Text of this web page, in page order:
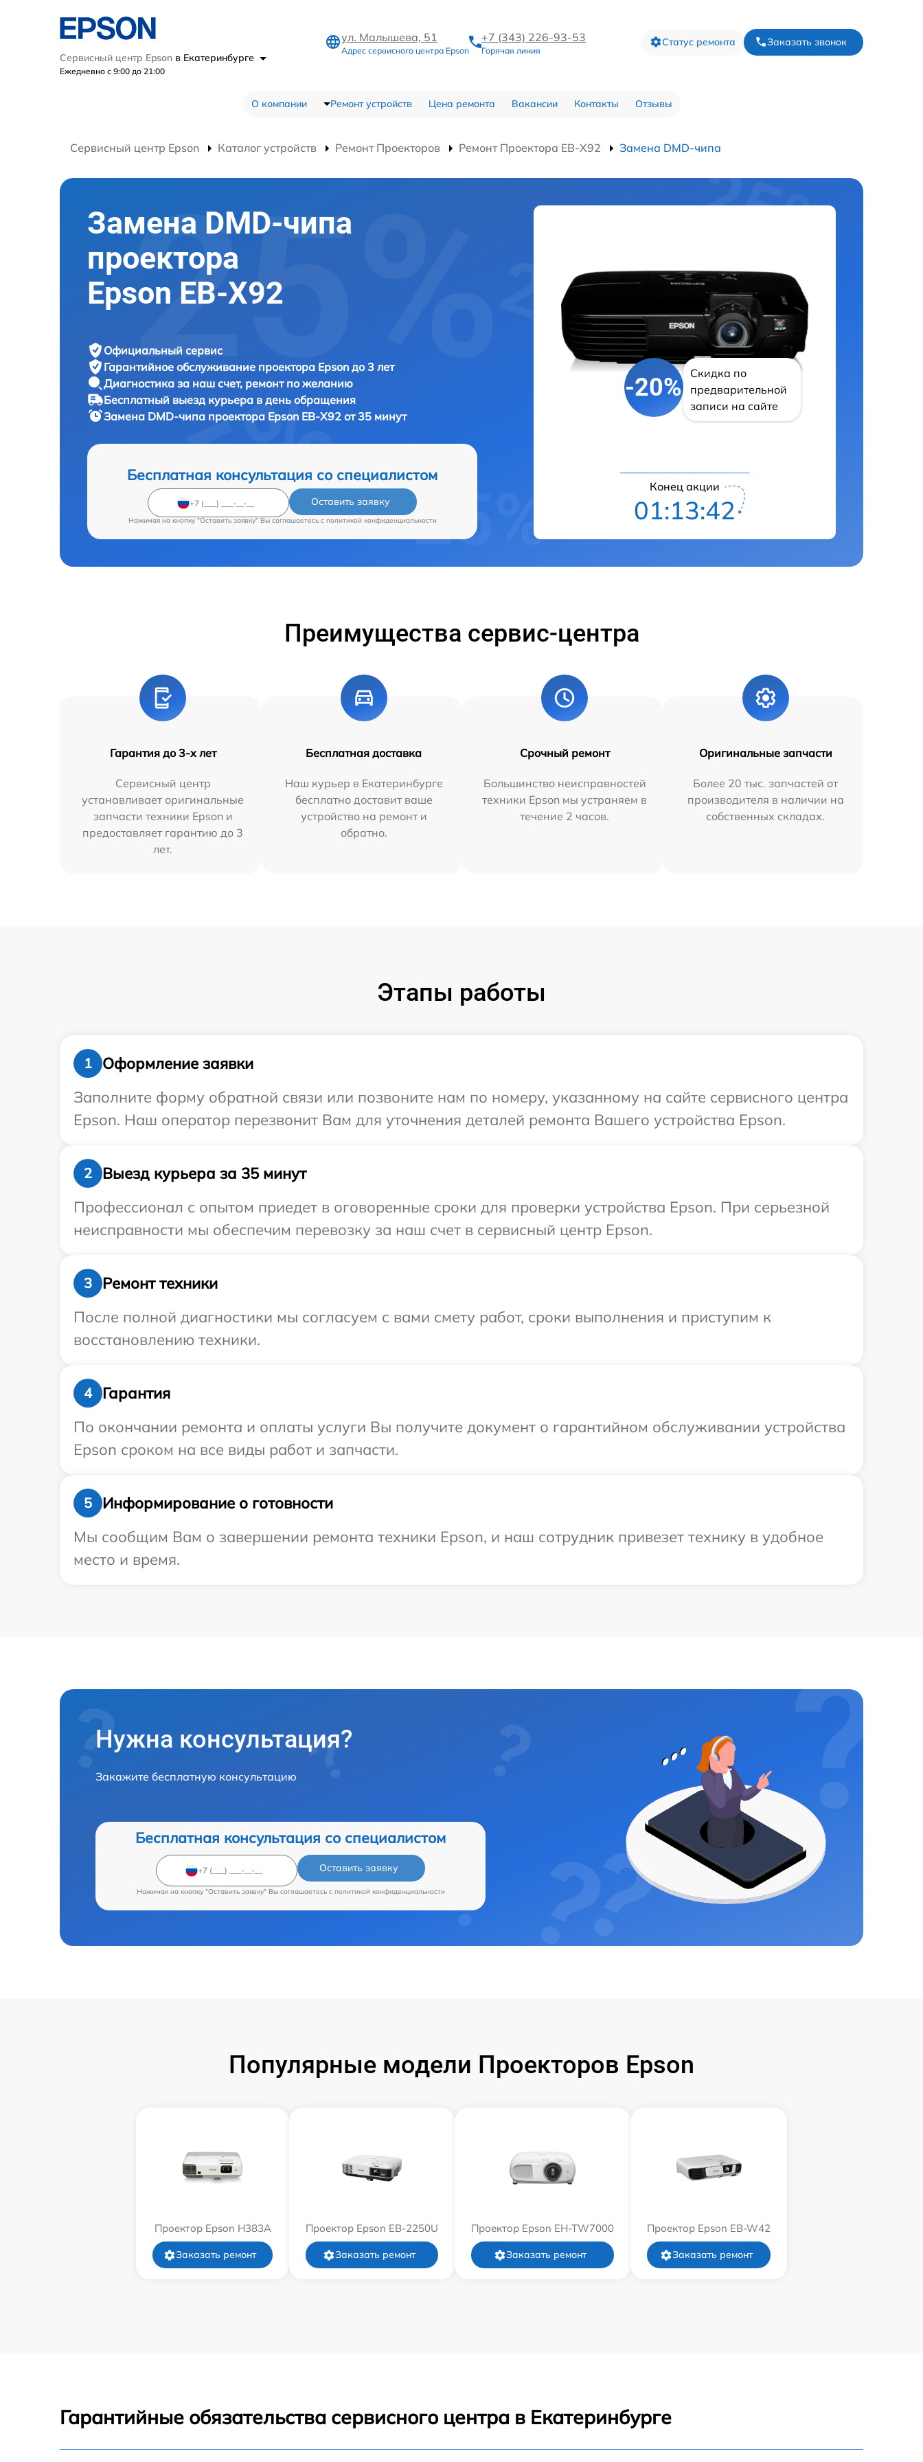
Сервисный центр Epson в Екатеринбурге
Ежедневно с 9:00 до 21:00
ул. Малышева, 51
Адрес сервисного центра Epson
+7 (343) 226-93-53
Горячая линия
Статус ремонта Заказать звонок
О компании Ремонт устройств Цена ремонта Вакансии Контакты Отзывы
Сервисный центр Epson Каталог устройств Ремонт Проекторов Ремонт Проектора EB-X92 Замена DMD-чипа
Замена DMD-чипа
проектора
Epson EB-X92
Официальный сервис
Гарантийное обслуживание проектора Epson до 3 лет
Диагностика за наш счет, ремонт по желанию
Бесплатный выезд курьера в день обращения
Замена DMD-чипа проектора Epson EB-X92 от 35 минут
Бесплатная консультация со специалистом
Оставить заявку
Нажимая на кнопку "Оставить заявку" Вы соглашаетесь c политикой конфиденциальности
-20%
Скидка по
предварительной
записи на сайте
Конец акции
01:13:41
Преимущества сервис-центра
Гарантия до 3-х лет
Сервисный центр
устанавливает оригинальные
запчасти техники Epson и
предоставляет гарантию до 3
лет.
Бесплатная доставка
Наш курьер в Екатеринбурге
бесплатно доставит ваше
устройство на ремонт и
обратно.
Срочный ремонт
Большинство неисправностей
техники Epson мы устраняем в
течение 2 часов.
Оригинальные запчасти
Более 20 тыс. запчастей от
производителя в наличии на
собственных складах.
Этапы работы
1
Оформление заявки
Заполните форму обратной связи или позвоните нам по номеру, указанному на сайте сервисного центра
Epson. Наш оператор перезвонит Вам для уточнения деталей ремонта Вашего устройства Epson.
2
Выезд курьера за 35 минут
Профессионал с опытом приедет в оговоренные сроки для проверки устройства Epson. При серьезной
неисправности мы обеспечим перевозку за наш счет в сервисный центр Epson.
3
Ремонт техники
После полной диагностики мы согласуем с вами смету работ, сроки выполнения и приступим к
восстановлению техники.
4
Гарантия
По окончании ремонта и оплаты услуги Вы получите документ о гарантийном обслуживании устройства
Epson сроком на все виды работ и запчасти.
5
Информирование о готовности
Мы сообщим Вам о завершении ремонта техники Epson, и наш сотрудник привезет технику в удобное
место и время.
Нужна консультация?
Закажите бесплатную консультацию
Бесплатная консультация со специалистом
Оставить заявку
Нажимая на кнопку "Оставить заявку" Вы соглашаетесь c политикой конфиденциальности
Популярные модели Проекторов Epson
Проектор Epson H383A
Заказать ремонт
Проектор Epson EB-2250U
Заказать ремонт
Проектор Epson EH-TW7000
Заказать ремонт
Проектор Epson EB-W42
Заказать ремонт
Гарантийные обязательства сервисного центра в Екатеринбурге